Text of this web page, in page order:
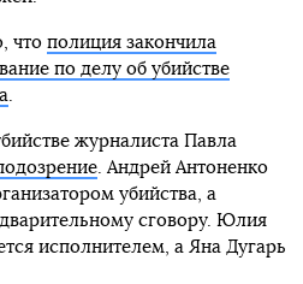
что полиция закончила
по делу об убийстве
журналиста Павла
. Андрей Антоненко
убийства, а
сговору. Юлия
исполнителем, а Яна Дугарь